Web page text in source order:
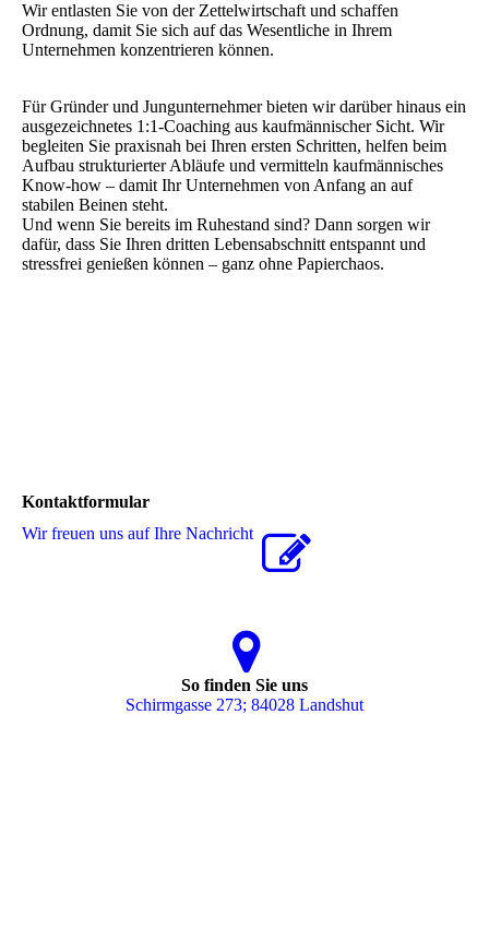
Wir entlasten Sie von der Zettelwirtschaft und schaffen
Ordnung, damit Sie sich auf das Wesentliche in Ihrem
Unternehmen konzentrieren können.
Für Gründer und Jungunternehmer bieten wir darüber hinaus ein
ausgezeichnetes 1:1-Coaching aus kaufmännischer Sicht. Wir
begleiten Sie praxisnah bei Ihren ersten Schritten, helfen beim
Aufbau strukturierter Abläufe und vermitteln kaufmännisches
Know-how – damit Ihr Unternehmen von Anfang an auf
stabilen Beinen steht.
Und wenn Sie bereits im Ruhestand sind? Dann sorgen wir
dafür, dass Sie Ihren dritten Lebensabschnitt entspannt und
stressfrei genießen können – ganz ohne Papierchaos.
Kontaktformular
Wir freuen uns auf Ihre Nachricht
So finden Sie uns
Schirmgasse 273; 84028 Landshut